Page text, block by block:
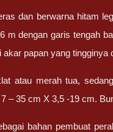
dan berwarna hitam
m dengan garis tengah
papan yang tingginya
atau merah tua,
– 35 cm X 3,5 -19 cm.
bahan pembuat